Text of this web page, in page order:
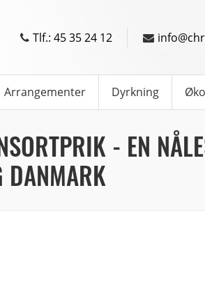
Tlf.: 45 35 24 12
Arrangementer Dyrkning
- EN
DANMARK